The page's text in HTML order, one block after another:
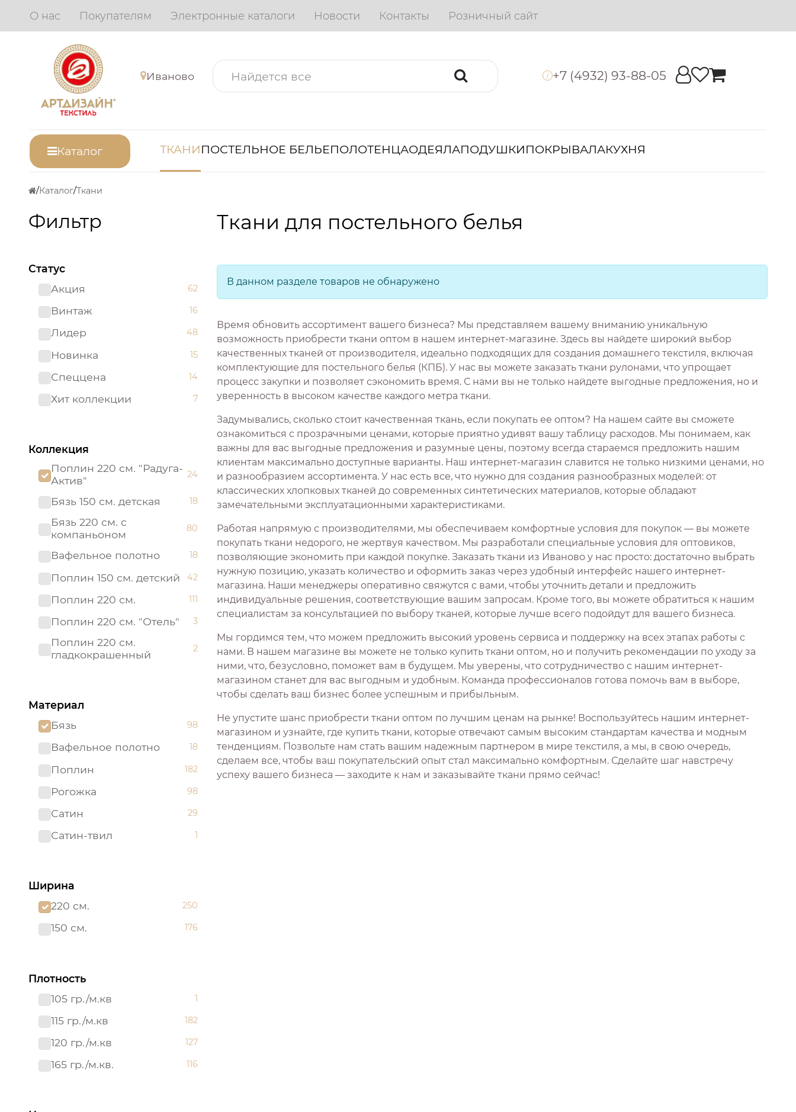
О нас Покупателям Электронные каталоги Новости Контакты Розничный сайт
Иваново i +7 (4932) 93-88-05
Каталог ТКАНИПОСТЕЛЬНОЕ БЕЛЬЕПОЛОТЕНЦАОДЕЯЛАПОДУШКИПОКРЫВАЛАКУХНЯ
Каталог Ткани
Фильтр
Статус
Акция
62
Винтаж 16
Лидер 48
Новинка 15
Спеццена 14
Хит коллекции 7
Коллекция
Поплин 220 см. "Радуга-
Актив"
24
Бязь 150 см. детская 18
Бязь 220 см. с
компаньоном
80
Вафельное полотно 18
Поплин 150 см. детский 42
Поплин 220 см. 111
Поплин 220 см. "Отель" 3
Поплин 220 см.
гладкокрашенный
2
Рогожка 150 см.
Сатин 220 см 19
Сатин 220 см.
гладкокрашенный
9
Сатин-твил 220 см 1
Материал
Бязь
98
Вафельное полотно 18
Поплин 182
Рогожка 98
Сатин 29
Сатин-твил 1
Ширина
220 см.
250
150 см. 176
Плотность
105 гр./м.кв
1
115 гр./м.кв 182
120 гр./м.кв 127
165 гр./м.кв. 116
Ткани для постельного белья
В данном разделе товаров не обнаружено
Время обновить ассортимент вашего бизнеса? Мы представляем вашему вниманию уникальную
возможность приобрести ткани оптом в нашем интернет-магазине. Здесь вы найдете широкий выбор
качественных тканей от производителя, идеально подходящих для создания домашнего текстиля, включая
комплектующие для постельного белья (КПБ). У нас вы можете заказать ткани рулонами, что упрощает
процесс закупки и позволяет сэкономить время. С нами вы не только найдете выгодные предложения, но и
уверенность в высоком качестве каждого метра ткани.
Задумывались, сколько стоит качественная ткань, если покупать ее оптом? На нашем сайте вы сможете
ознакомиться с прозрачными ценами, которые приятно удивят вашу таблицу расходов. Мы понимаем, как
важны для вас выгодные предложения и разумные цены, поэтому всегда стараемся предложить нашим
клиентам максимально доступные варианты. Наш интернет-магазин славится не только низкими ценами, но
и разнообразием ассортимента. У нас есть все, что нужно для создания разнообразных моделей: от
классических хлопковых тканей до современных синтетических материалов, которые обладают
замечательными эксплуатационными характеристиками.
Работая напрямую с производителями, мы обеспечиваем комфортные условия для покупок — вы можете
покупать ткани недорого, не жертвуя качеством. Мы разработали специальные условия для оптовиков,
позволяющие экономить при каждой покупке. Заказать ткани из Иваново у нас просто: достаточно выбрать
нужную позицию, указать количество и оформить заказ через удобный интерфейс нашего интернет-
магазина. Наши менеджеры оперативно свяжутся с вами, чтобы уточнить детали и предложить
индивидуальные решения, соответствующие вашим запросам. Кроме того, вы можете обратиться к нашим
специалистам за консультацией по выбору тканей, которые лучше всего подойдут для вашего бизнеса.
Мы гордимся тем, что можем предложить высокий уровень сервиса и поддержку на всех этапах работы с
нами. В нашем магазине вы можете не только купить ткани оптом, но и получить рекомендации по уходу за
ними, что, безусловно, поможет вам в будущем. Мы уверены, что сотрудничество с нашим интернет-
магазином станет для вас выгодным и удобным. Команда профессионалов готова помочь вам в выборе,
чтобы сделать ваш бизнес более успешным и прибыльным.
Не упустите шанс приобрести ткани оптом по лучшим ценам на рынке! Воспользуйтесь нашим интернет-
магазином и узнайте, где купить ткани, которые отвечают самым высоким стандартам качества и модным
тенденциям. Позвольте нам стать вашим надежным партнером в мире текстиля, а мы, в свою очередь,
сделаем все, чтобы ваш покупательский опыт стал максимально комфортным. Сделайте шаг навстречу
успеху вашего бизнеса — заходите к нам и заказывайте ткани прямо сейчас!